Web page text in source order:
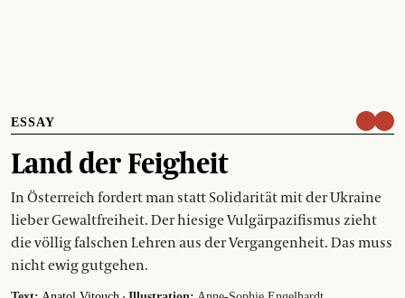
ESSAY
Land der Feigheit
In Österreich fordert man statt Solidarität mit der Ukraine
lieber Gewaltfreiheit. Der hiesige Vulgärpazifismus zieht
die völlig falschen Lehren aus der Vergangenheit. Das muss
nicht ewig gutgehen.